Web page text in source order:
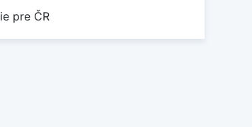
pre ČR